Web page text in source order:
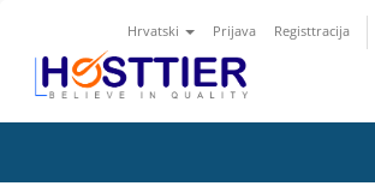
Hrvatski Prijava Registtracija